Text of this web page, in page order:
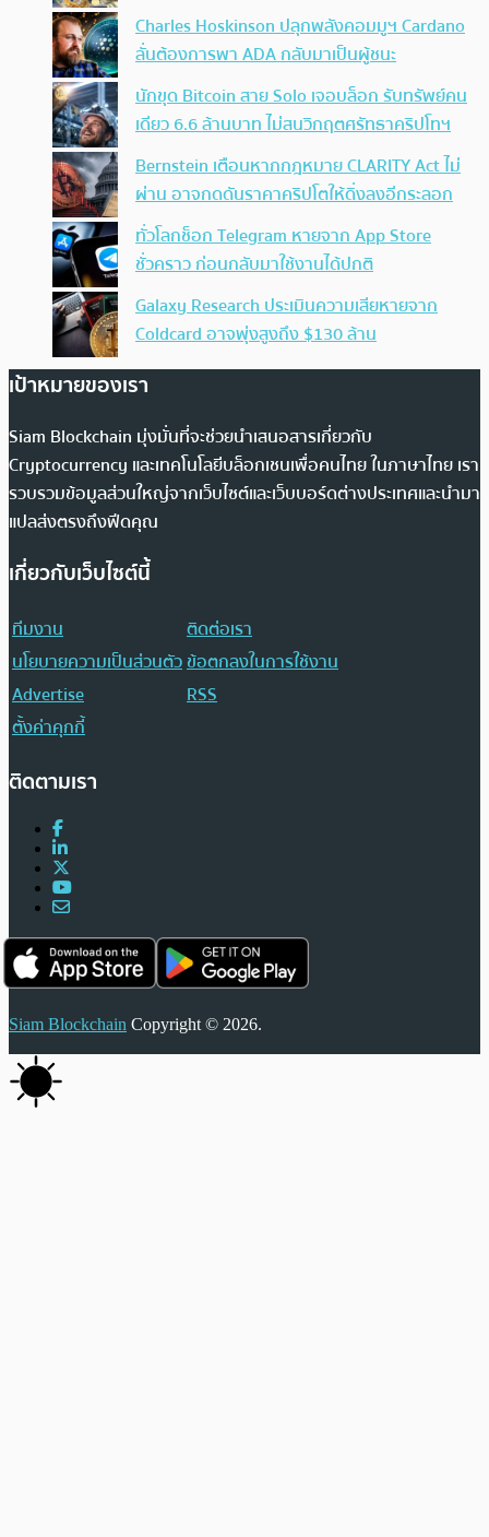
Charles Hoskinson ปลุกพลังคอมมูฯ Cardano
ลั่นต้องการพา ADA กลับมาเป็นผู้ชนะ
นักขุด Bitcoin สาย Solo เจอบล็อก รับทรัพย์คน
เดียว 6.6 ล้านบาท ไม่สนวิกฤตศรัทธาคริปโทฯ
Bernstein เตือนหากกฎหมาย CLARITY Act ไม่
ผ่าน อาจกดดันราคาคริปโตให้ดิ่งลงอีกระลอก
ทั่วโลกช็อก Telegram หายจาก App Store
ชั่วคราว ก่อนกลับมาใช้งานได้ปกติ
Galaxy Research ประเมินความเสียหายจาก
Coldcard อาจพุ่งสูงถึง $130 ล้าน
เป้าหมายของเรา
Siam Blockchain มุ่งมั่นที่จะช่วยนำเสนอสารเกี่ยวกับ
Cryptocurrency และเทคโนโลยีบล็อกเชนเพื่อคนไทย ในภาษาไทย เรา
รวบรวมข้อมูลส่วนใหญ่จากเว็บไซต์และเว็บบอร์ดต่างประเทศและนำมา
แปลส่งตรงถึงฟีดคุณ
เกี่ยวกับเว็บไซต์นี้
ทีมงาน
ติดต่อเรา
นโยบายความเป็นส่วนตัวข้อตกลงในการใช้งาน
Advertise
RSS
ตั้งค่าคุกกี้
ติดตามเรา
Siam Blockchain Copyright © 2026.